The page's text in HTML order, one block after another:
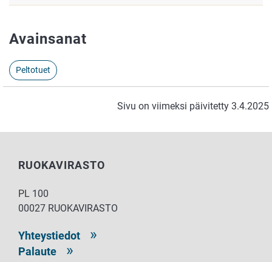
Avainsanat
Peltotuet
Sivu on viimeksi päivitetty 3.4.2025
RUOKAVIRASTO
PL 100
00027 RUOKAVIRASTO
Yhteystiedot
Palaute